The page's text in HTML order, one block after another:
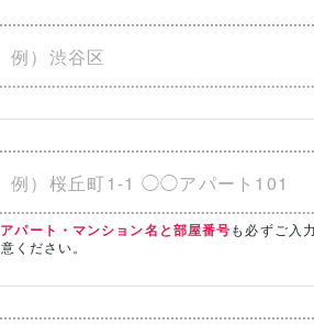
アパート・マンション名と部屋番号も必ずご入
意ください。